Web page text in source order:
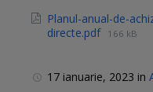
Planul-anual-de-
directe.pdf 166 kB
17 ianuarie, 2023 in